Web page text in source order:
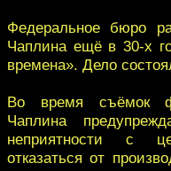
Федеральное бюро
Чаплина ещё в 30-х
времена». Дело
Во время съёмок
Чаплина
неприятности с
отказаться от